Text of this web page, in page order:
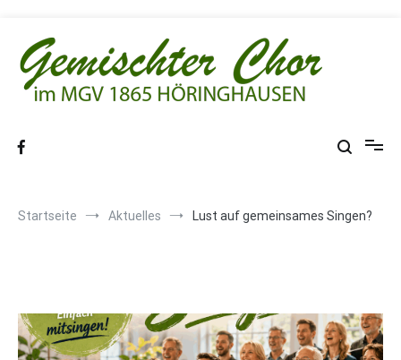
Inhalt
springen
Startseite Aktuelles Lust auf gemeinsames Singen?